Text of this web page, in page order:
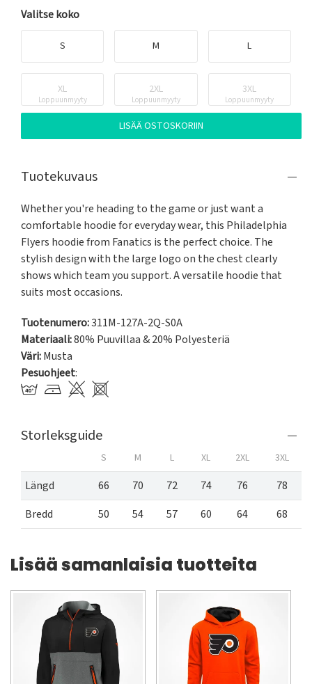
Valitse koko
S M L
XL
Loppuunmyyty
2XL
Loppuunmyyty
3XL
Loppuunmyyty
LISÄÄ OSTOSKORIIN
Tuotekuvaus
Whether you're heading to the game or just want a
comfortable hoodie for everyday wear, this Philadelphia
Flyers hoodie from Fanatics is the perfect choice. The
stylish design with the large logo on the chest clearly
shows which team you support. A versatile hoodie that
suits most occasions.
Tuotenumero:311M-127A-2Q-S0A
Materiaali:80% Puuvillaa & 20% Polyesteriä
Väri:Musta
Pesuohjeet:
Storleksguide
S M L XL 2XL 3XL
Längd 66 70 72 74 76
78
Bredd
50 54 57 60 64 68
Lisää samanlaisia tuotteita